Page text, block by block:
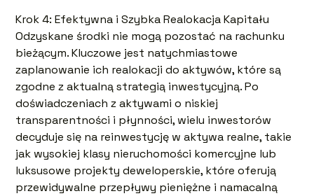
Krok 4: Efektywna i Szybka Realokacja Kapitału
Odzyskane środki nie mogą pozostać na rachunku
bieżącym. Kluczowe jest natychmiastowe
zaplanowanie ich realokacji do aktywów, które są
zgodne z aktualną strategią inwestycyjną. Po
doświadczeniach z aktywami o niskiej
transparentności i płynności, wielu inwestorów
decyduje się na reinwestycję w aktywa realne, takie
jak wysokiej klasy nieruchomości komercyjne lub
luksusowe projekty deweloperskie, które oferują
przewidywalne przepływy pieniężne i namacalną